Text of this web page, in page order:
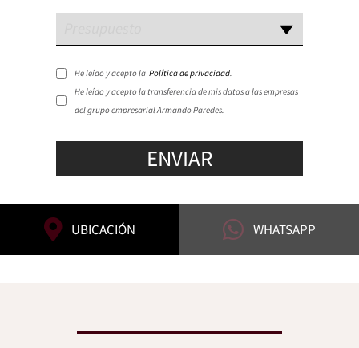
ENVIAR
He leído y acepto laPolítica de privacidad
He leído y acepto la transferencia de mis datos a las empresas
del grupo empresarial Armando Paredes.
UBICACIÓN WHATSAPP